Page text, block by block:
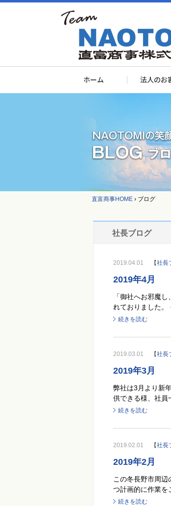
ホーム 法人のお
直富商事HOME › ブログ
社長ブログ
2019.04.01 【社長
2019年4月
「御社へお邪魔
れておりました。
続きを読む
2019.03.01 【社長
2019年3月
弊社は3月より新
供できる様、社員
続きを読む
2019.02.01 【社長
2019年2月
この冬長野市周
つ計画的に作業を
続きを読む